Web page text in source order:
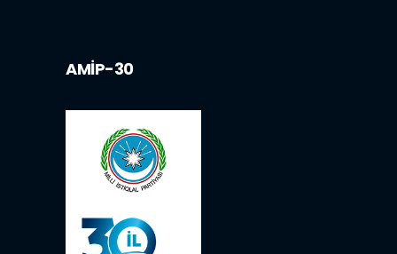
AMİP-30